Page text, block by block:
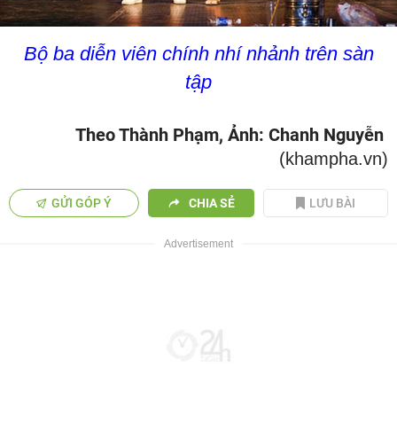
Bộ ba diễn viên chính nhí nhảnh trên sàn
tập
Theo Thành Phạm, Ảnh: Chanh Nguyễn
(khampha.vn)
GỬI GÓP Ý CHIA SẺ LƯU BÀI